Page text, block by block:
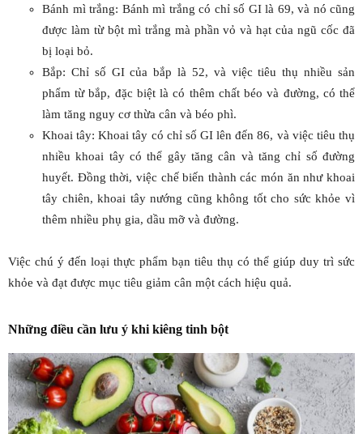
Bánh mì trắng: Bánh mì trắng có chỉ số GI là 69, và nó cũng
được làm từ bột mì trắng mà phần vỏ và hạt của ngũ cốc đã
bị loại bỏ.
Bắp: Chỉ số GI của bắp là 52, và việc tiêu thụ nhiều sản
phẩm từ bắp, đặc biệt là có thêm chất béo và đường, có thể
làm tăng nguy cơ thừa cân và béo phì.
Khoai tây: Khoai tây có chỉ số GI lên đến 86, và việc tiêu thụ
nhiều khoai tây có thể gây tăng cân và tăng chỉ số đường
huyết. Đồng thời, việc chế biến thành các món ăn như khoai
tây chiên, khoai tây nướng cũng không tốt cho sức khỏe vì
thêm nhiều phụ gia, dầu mỡ và đường.
Việc chú ý đến loại thực phẩm bạn tiêu thụ có thể giúp duy trì sức
khỏe và đạt được mục tiêu giảm cân một cách hiệu quả.
Những điều cần lưu ý khi kiêng tinh bột